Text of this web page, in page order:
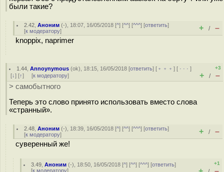
были такие?
2.42 ,Аноним (-), 18:07, 16/05/2018 [^] [^^] [^^^] [ответить]
[к модератору] + / –
knoppix, naprimer
1.44 ,Annoynymous (ok), 18:15, 16/05/2018 [ответить] [ ﹢﹢﹢] [ · · ·]
[↓] [↑] [к модератору]
+3
+ / –
> самобытного
Теперь это слово принято использовать вместо слова
«странный».
2.48 ,Аноним (-), 18:39, 16/05/2018 [^] [^^] [^^^] [ответить]
[к модератору] + / –
суверенный же!
3.49 ,Аноним (-), 18:50, 16/05/2018 [^] [^^] [^^^] [ответить]
[к модератору]
+1